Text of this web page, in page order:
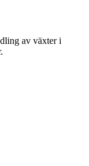
av växter i